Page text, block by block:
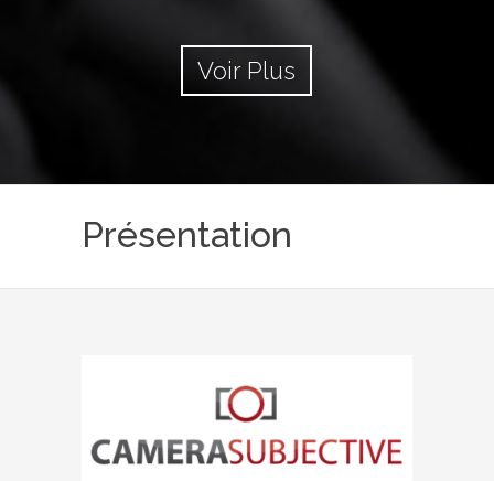
Voir Plus
Présentation